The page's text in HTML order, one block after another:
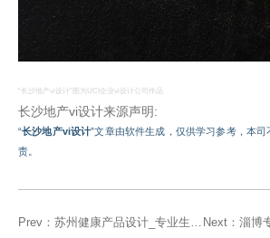
“长沙地产vi设计”图为UCI企业vi设计公司作品
长沙地产vi设计来源声明:
“长沙地产vi设计”文章由软件生成，仅供学习参考，本
责。
Prev： 苏州健康产品设计_专业生产与销售_质优价 Next： 淄博专